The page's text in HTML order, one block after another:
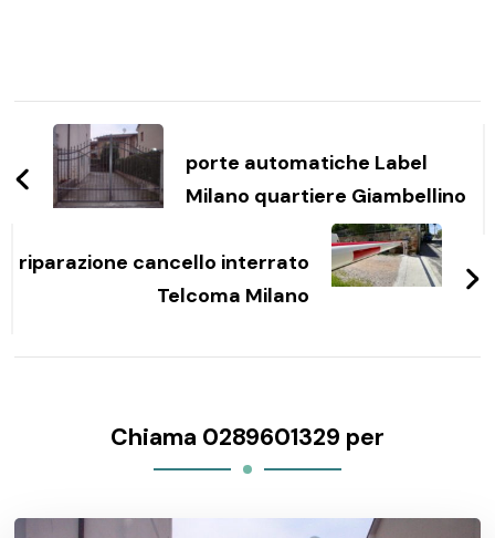
Navigazione
articoli
porte automatiche Label
Milano quartiere Giambellino
riparazione cancello interrato
Telcoma Milano
Chiama 0289601329 per